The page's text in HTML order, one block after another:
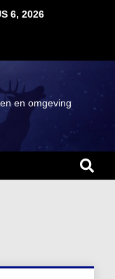
6, 2026
en omgeving